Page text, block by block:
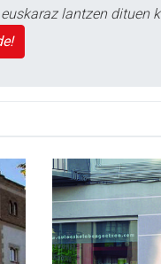
lantzen dituen